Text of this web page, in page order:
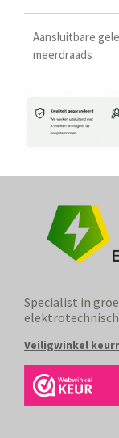
Aansluitbare
meerdraads
Specialist in
Veiligwinkel